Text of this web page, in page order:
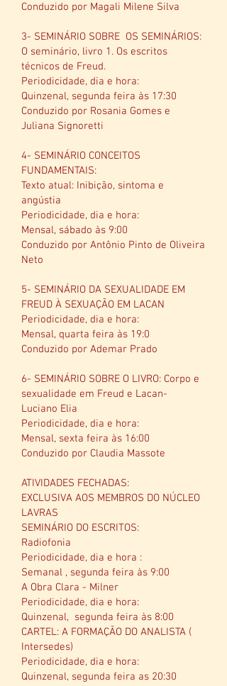
Conduzido por Magali Milene Silva
3- SEMINÁRIO SOBRE OS SEMINÁRIOS:
O seminário, livro 1. Os escritos
técnicos de Freud.
Periodicidade, dia e hora:
Quinzenal, segunda feira às 17:30
Conduzido por Rosania Gomes e
Juliana Signoretti
4- SEMINÁRIO CONCEITOS
FUNDAMENTAIS:
Texto atual: Inibição, sintoma e
angústia
Periodicidade, dia e hora:
Mensal, sábado às 9:00
Conduzido por Antônio Pinto de Oliveira
Neto
5- SEMINÁRIO DA SEXUALIDADE EM
FREUD À SEXUAÇÃO EM LACAN
Periodicidade, dia e hora:
Mensal, quarta feira às 19:0
Conduzido por Ademar Prado
6- SEMINÁRIO SOBRE O LIVRO: Corpo e
sexualidade em Freud e Lacan-
Luciano Elia
Periodicidade, dia e hora:
Mensal, sexta feira às 16:00
Conduzido por Claudia Massote
ATIVIDADES FECHADAS:
EXCLUSIVA AOS MEMBROS DO NÚCLEO
LAVRAS
SEMINÁRIO DO ESCRITOS:
Radiofonia
Periodicidade, dia e hora :
Semanal , segunda feira às 9:00
A Obra Clara - Milner
Periodicidade, dia e hora:
Quinzenal, segunda feira às 8:00
CARTEL: A FORMAÇÃO DO ANALISTA (
Intersedes)
Periodicidade, dia e hora:
Quinzenal, segunda feira as 20:30